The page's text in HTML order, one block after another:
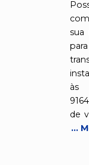
sua
às
de
...